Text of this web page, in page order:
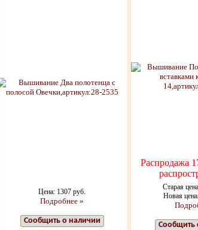
Цена: 1307 руб.
Подробнее »
Сообщить о наличии
Распродажа
Старая
Новая
Сообщить